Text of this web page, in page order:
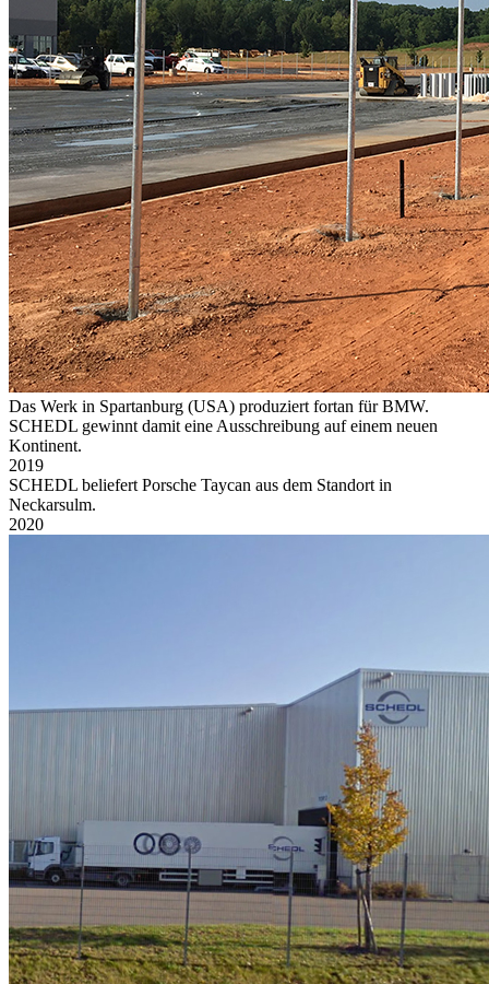
Das Werk in Spartanburg (USA) produziert fortan für BMW.
SCHEDL gewinnt damit eine Ausschreibung auf einem neuen
Kontinent.
2019
SCHEDL beliefert Porsche Taycan aus dem Standort in
Neckarsulm.
2020